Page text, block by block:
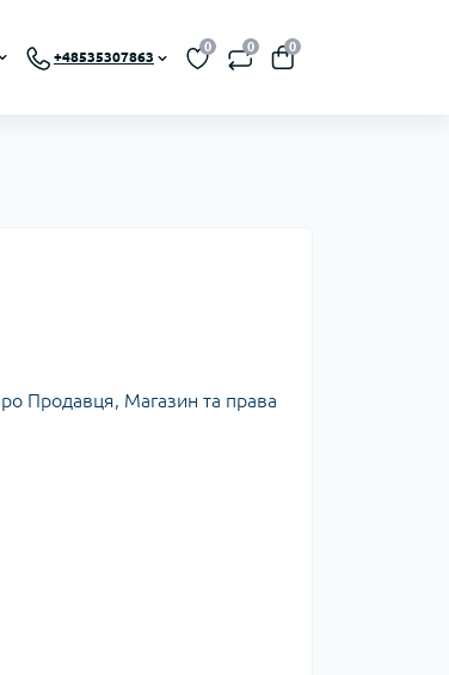
+48535307863
0 0 0
Продавця, Магазин та права